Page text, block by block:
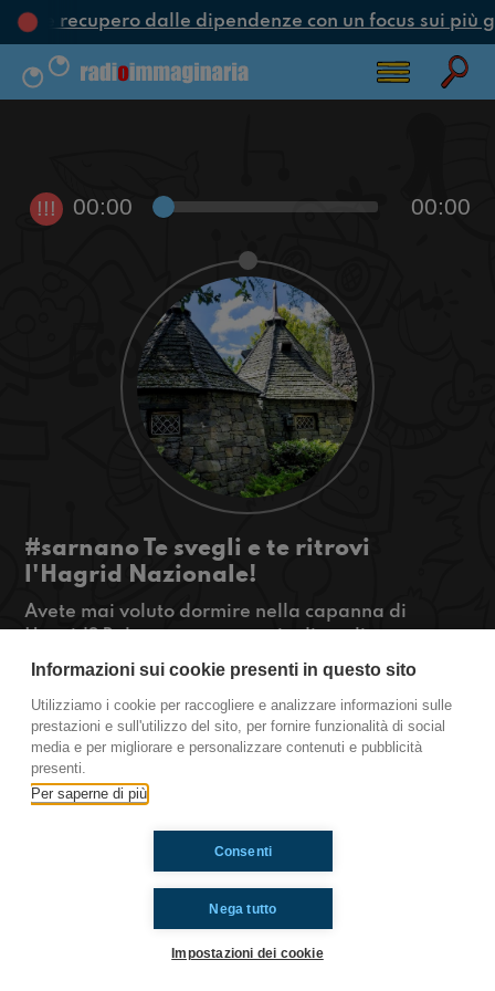
e recupero dalle dipendenze con un focus sui più
!!! 00:00 00:00
#sarnano Te svegli e te ritrovi
l'Hagrid Nazionale!
Avete mai voluto dormire nella capanna di
pure farcela!! Tutto questo nei dettagli della
nuova puntata di #SARNANO!
#OkkinSu www.radioimmaginaria.it
Sarnano
Ti è piaciuto? Condividilo!
Informazioni sui cookie presenti in questo sito
Utilizziamo i cookie per raccogliere e analizzare informazioni sulle
prestazioni e sull'utilizzo del sito, per fornire funzionalità di social
media e per migliorare e personalizzare contenuti e pubblicità
presenti.
Per saperne di più
Nega tutto
Consenti
Impostazioni dei cookie